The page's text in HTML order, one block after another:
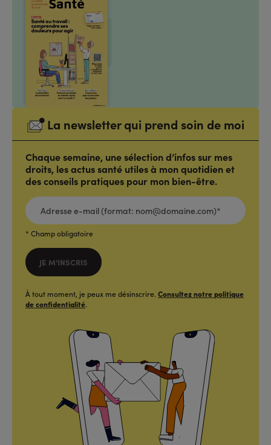
La newsletter qui prend soin de moi
Chaque semaine, une sélection d’infos sur mes
droits, les actus santé utiles à mon quotidien et
des conseils pratiques pour mon bien-être.
ADRESSE
E-
MAIL
(FORMAT:
NOM@DOMAINE.COM)*
* Champ obligatoire
JE M'INSCRIS
À tout moment, je peux me désinscrire. Consultez notre politique
de confidentialité.